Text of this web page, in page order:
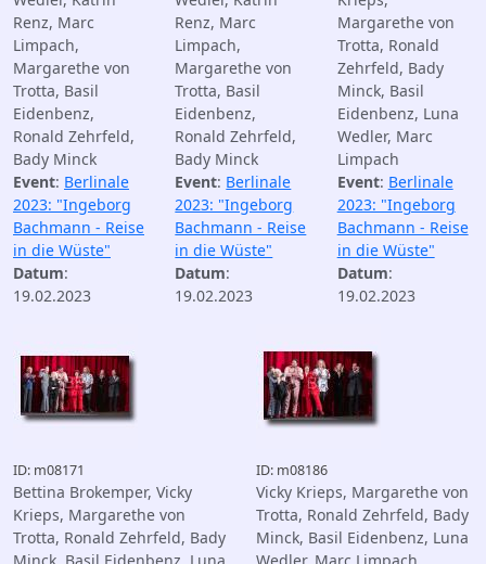
Renz, Marc
Limpach,
Margarethe von
Trotta, Basil
Eidenbenz,
Ronald Zehrfeld,
Bady Minck
Event: Berlinale
2023: "Ingeborg
Bachmann - Reise
in die Wüste"
Datum:
19.02.2023
Renz, Marc
Limpach,
Margarethe von
Trotta, Basil
Eidenbenz,
Ronald Zehrfeld,
Bady Minck
Event: Berlinale
2023: "Ingeborg
Bachmann - Reise
in die Wüste"
Datum:
19.02.2023
Margarethe von
Trotta, Ronald
Zehrfeld, Bady
Minck, Basil
Eidenbenz, Luna
Wedler, Marc
Limpach
Event: Berlinale
2023: "Ingeborg
Bachmann - Reise
in die Wüste"
Datum:
19.02.2023
ID: m08171
Bettina Brokemper, Vicky
Krieps, Margarethe von
Trotta, Ronald Zehrfeld, Bady
ID: m08186
Vicky Krieps, Margarethe von
Trotta, Ronald Zehrfeld, Bady
Minck, Basil Eidenbenz, Luna